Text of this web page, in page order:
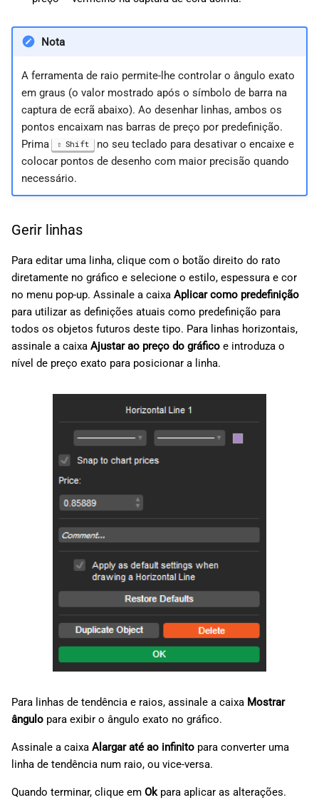
Nota
A ferramenta de raio permite-lhe controlar o ângulo exato
em graus (o valor mostrado após o símbolo de barra na
captura de ecrã abaixo). Ao desenhar linhas, ambos os
pontos encaixam nas barras de preço por predefinição.
Prima
Shift no seu teclado para desativar o encaixe e
colocar pontos de desenho com maior precisão quando
necessário.
Gerir linhas
Para editar uma linha, clique com o botão direito do rato
diretamente no gráfico e selecione o estilo, espessura e cor
no menu pop-up. Assinale a caixa Aplicar como predefinição
para utilizar as definições atuais como predefinição para
todos os objetos futuros deste tipo. Para linhas horizontais,
assinale a caixa Ajustar ao preço do gráfico e introduza o
nível de preço exato para posicionar a linha.
Para linhas de tendência e raios, assinale a caixa Mostrar
ângulo para exibir o ângulo exato no gráfico.
Assinale a caixa Alargar até ao infinito para converter uma
linha de tendência num raio, ou vice-versa.
Quando terminar, clique em Okpara aplicar as alterações.